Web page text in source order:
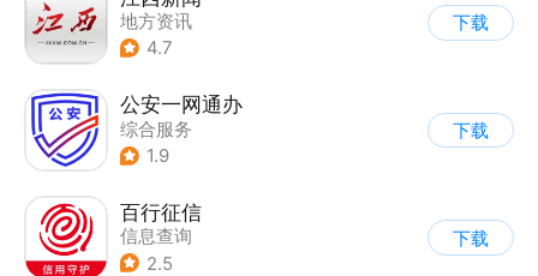
地方资讯
4.7
下载
公安一网通办
综合服务
| 业务咨询办理
1.9
下载
百行征信
信息查询
| 业务咨询办理
2.5
下载